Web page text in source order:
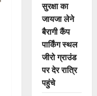
सुरक्षा का
जायजा लेने
बैरागी कैंप
पार्किंग स्थल
जीरो ग्राउंड
पर देर रात्रि
पहुंचे